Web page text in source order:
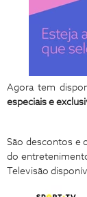
Agora tem
especiais e
São descontos e
do
Televisão